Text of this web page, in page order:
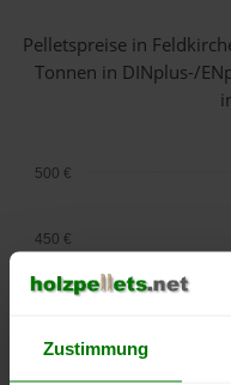
Zustimmung
Pelletspreise in
Tonnen in DINplus-/
450 €
500 €